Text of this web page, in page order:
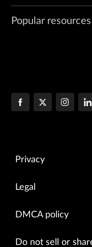
Popular resources
Privacy
Legal
DMCA policy
Do not sell or